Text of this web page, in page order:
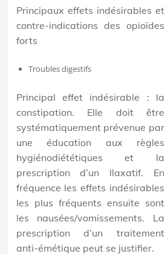
Principaux effets indésirables et
contre-indications des opioïdes
forts
Troubles digestifs
Principal effet indésirable : la
constipation. Elle doit être
systématiquement prévenue par
une éducation aux règles
hygiénodiététiques et la
prescription d’un llaxatif. En
fréquence les effets indésirables
les plus fréquents ensuite sont
les nausées/vomissements. La
prescription d’un traitement
anti-émétique peut se justifier.